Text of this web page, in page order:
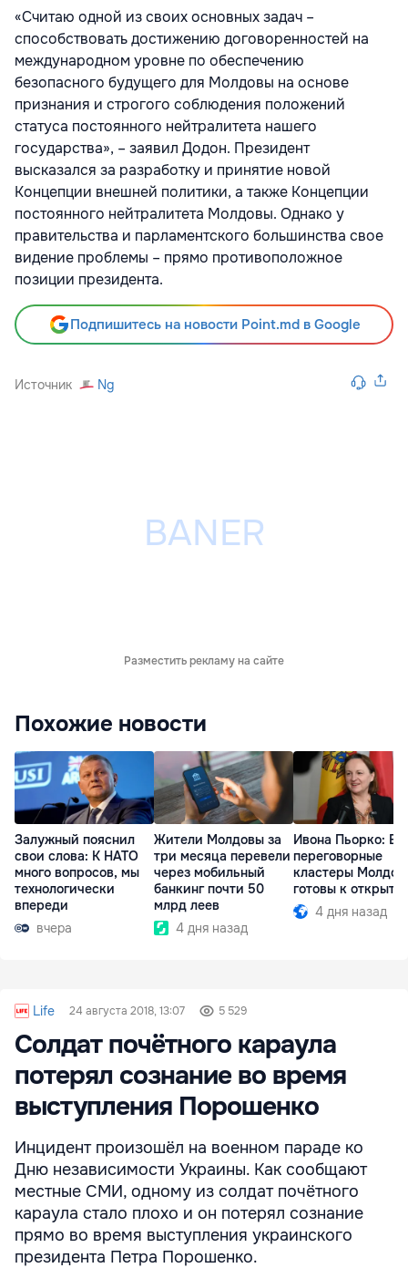
«Считаю одной из своих основных задач –
способствовать достижению договоренностей на
международном уровне по обеспечению
безопасного будущего для Молдовы на основе
признания и строгого соблюдения положений
статуса постоянного нейтралитета нашего
государства», – заявил Додон. Президент
высказался за разработку и принятие новой
Концепции внешней политики, а также Концепции
постоянного нейтралитета Молдовы. Однако у
правительства и парламентского большинства свое
видение проблемы – прямо противоположное
позиции президента.
Подпишитесь на новости Point.md в Google
Источник Ng
Разместить рекламу на сайте
Похожие новости
Залужный пояснил
свои слова: К НАТО
много вопросов, мы
технологически
впереди
вчера
Жители Молдовы за
три месяца перевели
через мобильный
банкинг почти 50
млрд леев
4 дня назад
Ивона Пьорко:
переговорные
кластеры
готовы к
4 дня назад
Life 24 августа 2018, 13:07 5 529
Солдат почётного караула
потерял сознание во время
выступления Порошенко
Инцидент произошёл на военном параде ко
Дню независимости Украины. Как сообщают
местные СМИ, одному из солдат почётного
караула стало плохо и он потерял сознание
прямо во время выступления украинского
президента Петра Порошенко.